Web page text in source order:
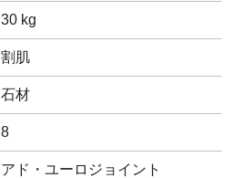
30 kg
割肌
石材
8
アド・ユーロジョイント